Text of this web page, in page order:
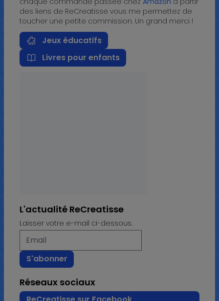
des liens de ReCreatisse vous me permettez de
toucher une petite commission. Un grand merci !
Jeux éducatifs
Livres pour enfants
L'actualité ReCreatisse
Laisser votre e-mail ci-dessous.
Réseaux sociaux